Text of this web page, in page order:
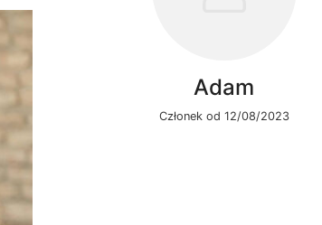
Adam
Członek od 12/08/2023